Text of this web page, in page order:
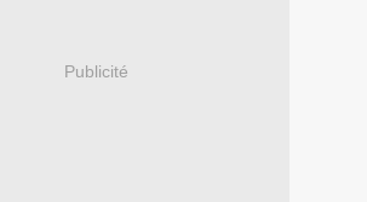
Publicité